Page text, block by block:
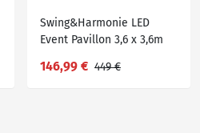
Swing&Harmonie LED
Event Pavillon 3,6 x 3,6m
Pavillion inkl. Solarmodul
146,99 € 449 €